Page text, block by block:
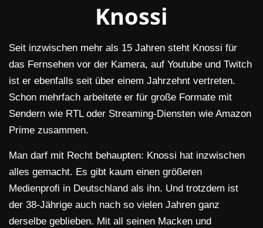
Knossi
Seit inzwischen mehr als 15 Jahren steht Knossi für
das Fernsehen vor der Kamera, auf Youtube und Twitch
ist er ebenfalls seit über einem Jahrzehnt vertreten.
Schon mehrfach arbeitete er für große Formate mit
Sendern wie RTL oder Streaming-Diensten wie Amazon
Prime zusammen.
Man darf mit Recht behaupten: Knossi hat inzwischen
alles gemacht. Es gibt kaum einen größeren
Medienprofi in Deutschland als ihn. Und trotzdem ist
der 38-Jährige auch nach so vielen Jahren ganz
derselbe geblieben. Mit all seinen Macken und